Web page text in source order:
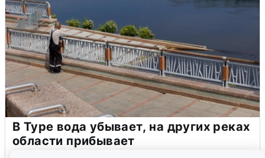
В Туре вода убывает, на других реках
области прибывает